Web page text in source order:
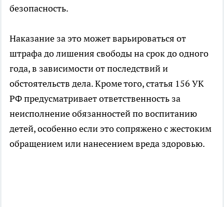
безопасность.
Наказание за это может варьироваться от
штрафа до лишения свободы на срок до одного
года, в зависимости от последствий и
обстоятельств дела. Кроме того, статья 156 УК
РФ предусматривает ответственность за
неисполнение обязанностей по воспитанию
детей, особенно если это сопряжено с жестоким
обращением или нанесением вреда здоровью.